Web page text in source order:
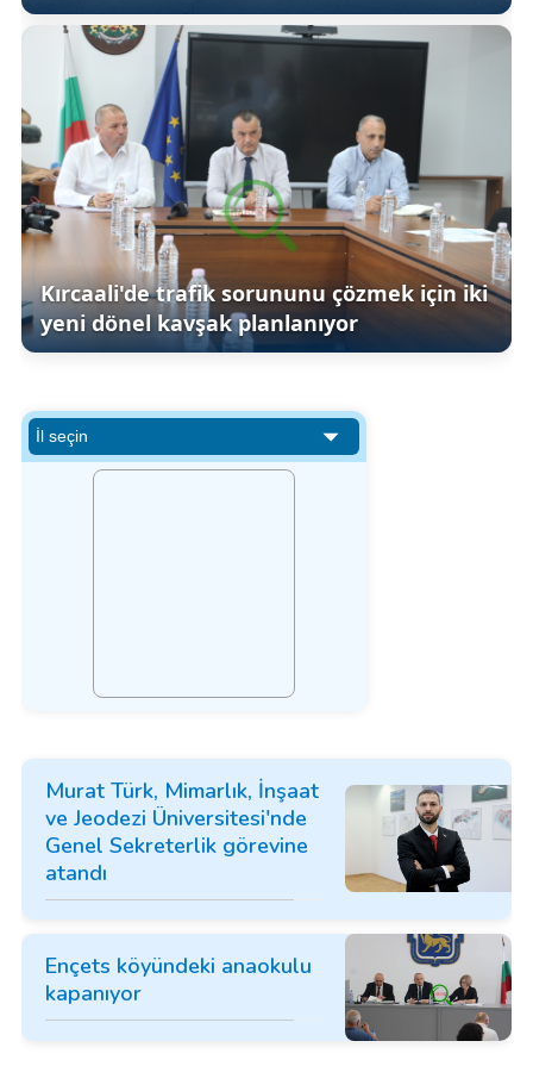
Kırcaali'de trafik sorununu çözmek için iki
yeni dönel kavşak planlanıyor
Murat Türk, Mimarlık, İnşaat
ve Jeodezi Üniversitesi'nde
Genel Sekreterlik görevine
atandı
Ençets köyündeki anaokulu
kapanıyor